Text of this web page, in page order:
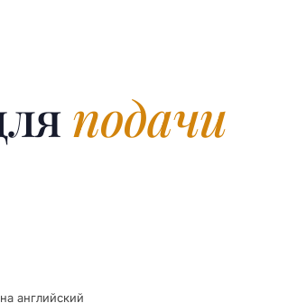
подачи
английский